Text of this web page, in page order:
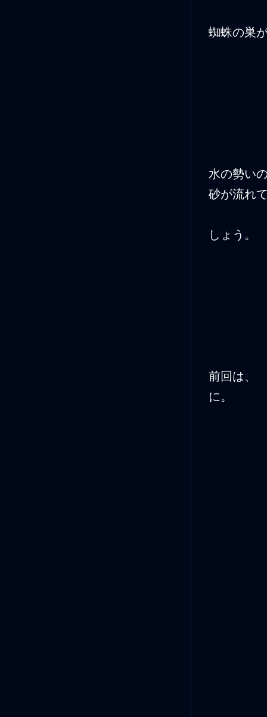
蜘蛛の巣
水の勢い
砂が流れ
しょう
前回は
に。